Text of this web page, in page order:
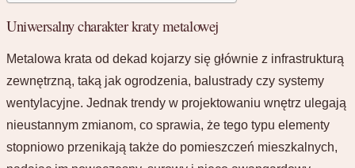
Uniwersalny charakter kraty metalowej
Metalowa krata od dekad kojarzy się głównie z infrastrukturą
zewnętrzną, taką jak ogrodzenia, balustrady czy systemy
wentylacyjne. Jednak trendy w projektowaniu wnętrz ulegają
nieustannym zmianom, co sprawia, że tego typu elementy
stopniowo przenikają także do pomieszczeń mieszkalnych,